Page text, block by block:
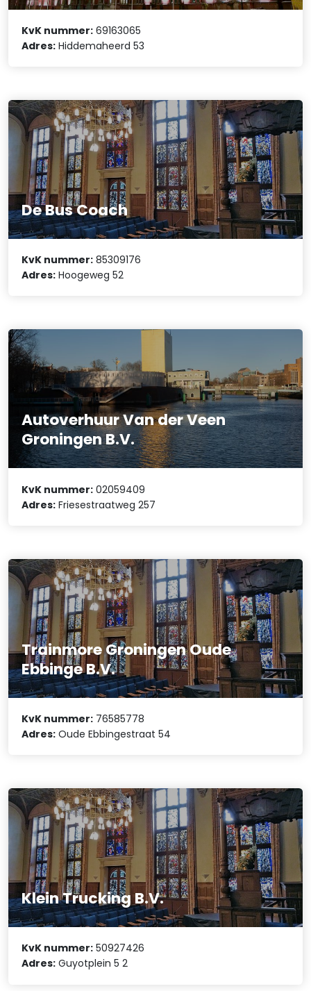
KvK nummer: 69163065
Adres: Hiddemaheerd 53
De Bus Coach
KvK nummer: 85309176
Adres: Hoogeweg 52
Autoverhuur Van der Veen
Groningen B.V.
KvK nummer: 02059409
Adres: Friesestraatweg 257
Trainmore Groningen Oude
Ebbinge B.V.
KvK nummer: 76585778
Adres: Oude Ebbingestraat 54
Klein Trucking B.V.
KvK nummer: 50927426
Adres: Guyotplein 5 2